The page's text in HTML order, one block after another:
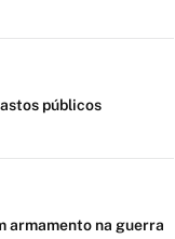
públicos
armamento na guerra